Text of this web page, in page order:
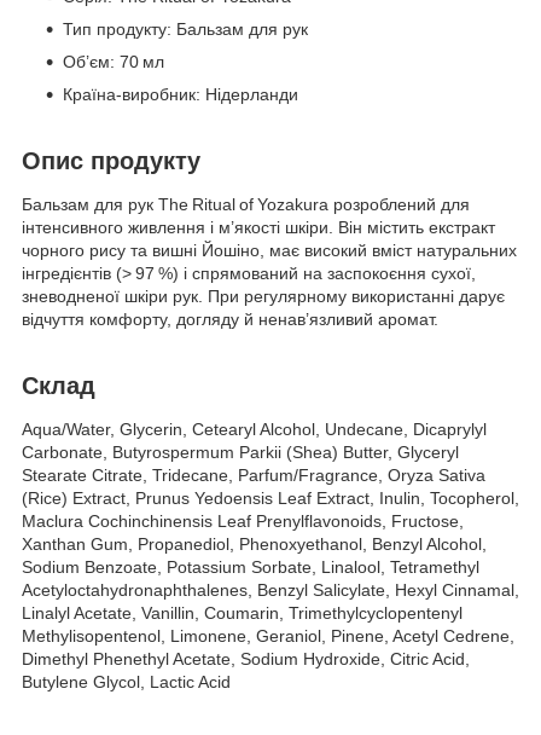
Тип продукту: Бальзам для рук
Об’єм: 70 мл
Країна‑виробник: Нідерланди
Опис продукту
Бальзам для рук The Ritual of Yozakura розроблений для
інтенсивного живлення і м’якості шкіри. Він містить екстракт
чорного рису та вишні Йошіно, має високий вміст натуральних
інгредієнтів (> 97 %) і спрямований на заспокоєння сухої,
зневодненої шкіри рук. При регулярному використанні дарує
відчуття комфорту, догляду й ненав’язливий аромат.
Склад
Aqua/Water, Glycerin, Cetearyl Alcohol, Undecane, Dicaprylyl
Carbonate, Butyrospermum Parkii (Shea) Butter, Glyceryl
Stearate Citrate, Tridecane, Parfum/Fragrance, Oryza Sativa
(Rice) Extract, Prunus Yedoensis Leaf Extract, Inulin, Tocopherol,
Maclura Cochinchinensis Leaf Prenylflavonoids, Fructose,
Xanthan Gum, Propanediol, Phenoxyethanol, Benzyl Alcohol,
Sodium Benzoate, Potassium Sorbate, Linalool, Tetramethyl
Acetyloctahydronaphthalenes, Benzyl Salicylate, Hexyl Cinnamal,
Linalyl Acetate, Vanillin, Coumarin, Trimethylcyclopentenyl
Methylisopentenol, Limonene, Geraniol, Pinene, Acetyl Cedrene,
Dimethyl Phenethyl Acetate, Sodium Hydroxide, Citric Acid,
Butylene Glycol, Lactic Acid